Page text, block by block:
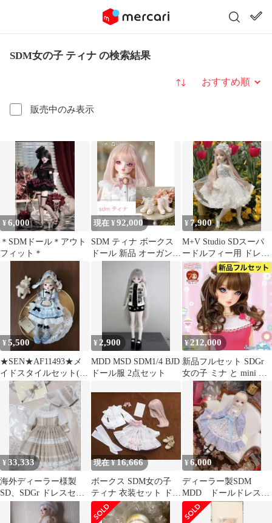
SDM女の子 ティナ の検索結果
販売中のみ表示
並び替え
¥6,000
＊SDMドール＊アウト
フィット＊
現在 ¥ 92,000
SDM ティナ ボークス
ドール 新品 オーガンジ
¥ 7,900
M+V Studio SDスーパ
ードルフィー用 ドレス
セット ヘッドドレス付
き
¥5,500
★SEN★AF11493★メ
イドスタイルセット(水
色/幼SD)
¥ 2,900
MDD MSD SDM1/4 BJD
ドール服 2点セット
¥212,000
新品フルセット SDGr
女の子 ミナ と mini キ
ャンディ
¥33,333
海外ディーラー様製
SD、SDGr ドレスセッ
現在 ¥16,666
ボークス SDM女の子
ティナ 衣装セット ドル
パ大阪10
¥6,000
ディーラー製SDM
MDD ドールドレス
1/4サイズ